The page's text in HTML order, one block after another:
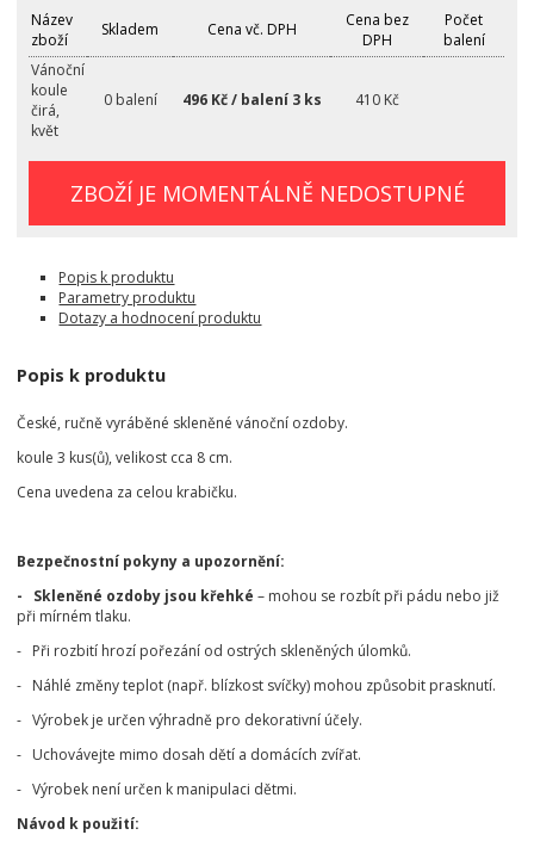
Název
zboží
Skladem Cena vč. DPH
Cena bez
DPH
Počet
balení
Vánoční
koule
čirá,
květ
0 balení 496 Kč / balení 3 ks 410 Kč
ZBOŽÍ JE MOMENTÁLNĚ NEDOSTUPNÉ
Popis k produktu
Parametry produktu
Dotazy a hodnocení produktu
Popis k produktu
České, ručně vyráběné skleněné vánoční ozdoby.
koule 3 kus(ů), velikost cca 8 cm.
Cena uvedena za celou krabičku.
Bezpečnostní pokyny a upozornění:
- Skleněné ozdoby jsou křehké – mohou se rozbít při pádu nebo již
při mírném tlaku.
- Při rozbití hrozí pořezání od ostrých skleněných úlomků.
- Náhlé změny teplot (např. blízkost svíčky) mohou způsobit prasknutí.
- Výrobek je určen výhradně pro dekorativní účely.
- Uchovávejte mimo dosah dětí a domácích zvířat.
- Výrobek není určen k manipulaci dětmi.
Návod k použití: